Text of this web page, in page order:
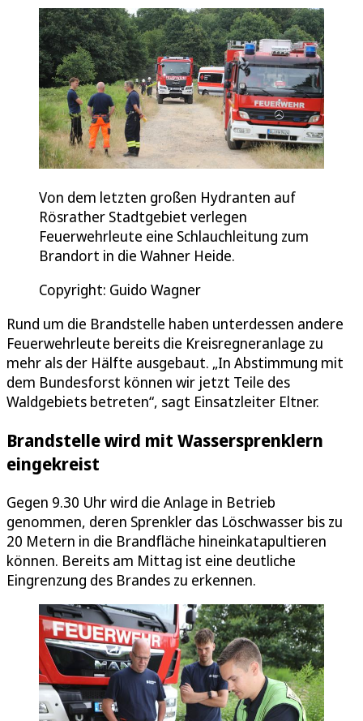
Von dem letzten großen Hydranten auf
Rösrather Stadtgebiet verlegen
Feuerwehrleute eine Schlauchleitung zum
Brandort in die Wahner Heide.
Copyright: Guido Wagner
Rund um die Brandstelle haben unterdessen andere
Feuerwehrleute bereits die Kreisregneranlage zu
mehr als der Hälfte ausgebaut. „In Abstimmung mit
dem Bundesforst können wir jetzt Teile des
Waldgebiets betreten“, sagt Einsatzleiter Eltner.
Brandstelle wird mit Wassersprenklern
eingekreist
Gegen 9.30 Uhr wird die Anlage in Betrieb
genommen, deren Sprenkler das Löschwasser bis zu
20 Metern in die Brandfläche hineinkatapultieren
können. Bereits am Mittag ist eine deutliche
Eingrenzung des Brandes zu erkennen.